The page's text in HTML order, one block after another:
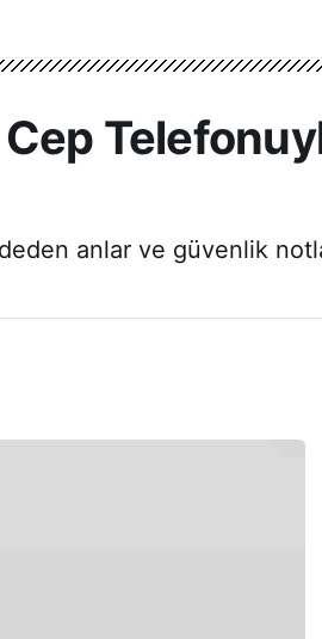
Cep
anlar ve güvenlik